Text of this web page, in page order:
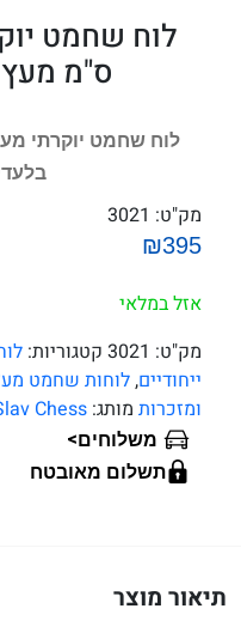
ס"מ מעץ
מק"ט: 3021
₪395
אזל במלאי
מק"ט: 3021 קטגוריות:
ייחודיים,לוחות שחמט
ומזכרות מותג: Chess
משלוחים>
תשלום מאובטח
תיאור מוצר